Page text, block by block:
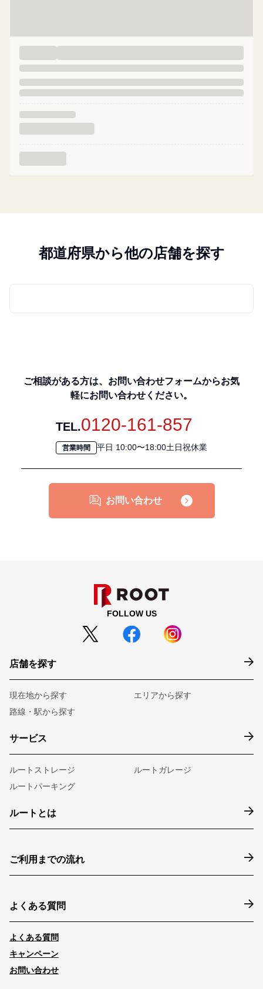
都道府県から他の店舗を探す
ご相談がある方は、お問い合わせフォームからお気
軽にお問い合わせください。
TEL.0120-161-857
営業時間 平日 10:00〜18:00土日祝休業
お問い合わせ
FOLLOW US
店舗を探す
現在地から探す
エリアから探す
路線・駅から探す
サービス
ルートストレージ
ルートガレージ
ルートパーキング
ルートとは
ご利用までの流れ
よくある質問
よくある質問
キャンペーン
お問い合わせ